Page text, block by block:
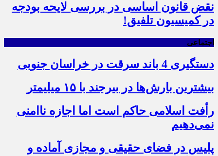
نقض قانون اساسی در بررسی لایحه بودجه
در کمیسیون تلفیق!
اجتماعی
دستگیری 4 باند سرقت در خراسان جنوبی
بیشترین بارش‌ها در بیرجند با ۱۵ میلیمتر
رأفت اسلامی حاکم است اما اجازه ناامنی
نمی‌دهیم
پلیس در فضای حقیقی و مجازی آماده و